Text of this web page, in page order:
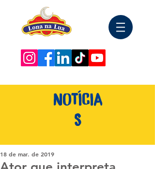
NOTÍCIA
S
18 de mar. de 2019